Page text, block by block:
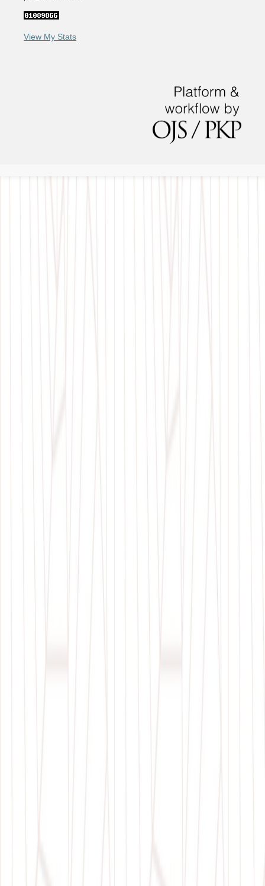
View My Stats